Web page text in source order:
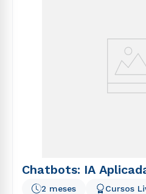
Chatbots: IA
2 meses Cursos